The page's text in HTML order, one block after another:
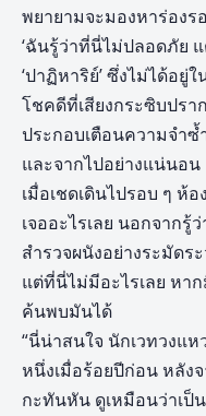
พยายามจะมองหาร่องร
‘ฉันรู้ว่าที่นี่ไม่ปลอดภัย
‘ปาฏิหาริย์’ ซึ่งไม่ได้อยู่
โชคดีที่เสียงกระซิบปรา
ประกอบเตือนความจำ
และจากไปอย่างแน่นอน
เมื่อเชดเดินไปรอบ ๆ ห้
เจออะไรเลย นอกจากรู้
สำรวจผนังอย่างระมัด
แต่ที่นี่ไม่มีอะไรเลย หา
ค้นพบมันได้
“นี่น่าสนใจ นักเวทวงแ
หนึ่งเมื่อร้อยปีก่อน หลัง
กะทันหัน ดูเหมือนว่าเป็